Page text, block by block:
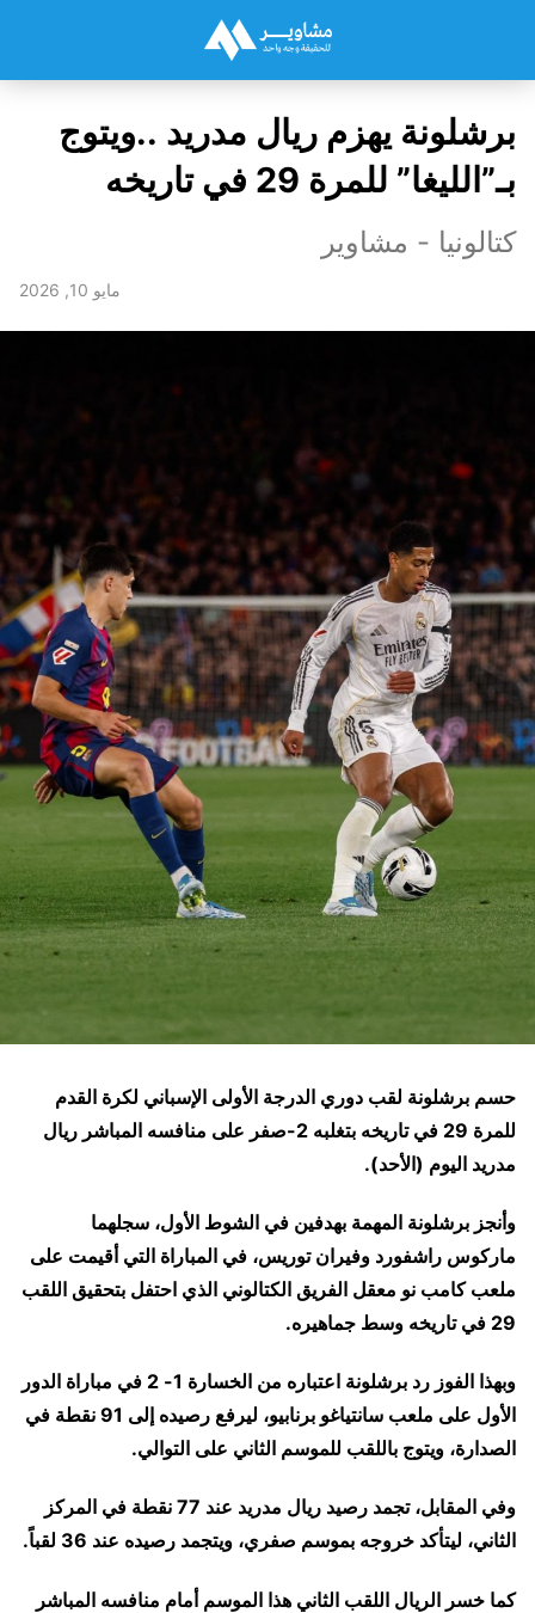
برشلونة يهزم ريال مدريد ..ويتوج
بـ”الليغا” للمرة 29 في تاريخه
كتالونيا - مشاوير
مايو 10, 2026
حسم برشلونة ⁠لقب دوري الدرجة الأولى الإسباني لكرة القدم
للمرة 29 ‌في تاريخه بتغلبه 2-صفر على منافسه ‌المباشر ‌ريال
مدريد اليوم (الأحد).
وأنجز برشلونة المهمة بهدفين في الشوط الأول، سجلهما
ماركوس راشفورد وفيران توريس، في المباراة التي أقيمت على
ملعب كامب نو معقل الفريق الكتالوني الذي احتفل بتحقيق اللقب
29 في تاريخه وسط جماهيره.
وبهذا الفوز رد برشلونة اعتباره من الخسارة 1- 2 في مباراة الدور
الأول على ملعب سانتياغو برنابيو، ليرفع رصيده إلى 91 نقطة في
الصدارة، ويتوج باللقب للموسم الثاني على التوالي.
وفي المقابل، تجمد رصيد ريال مدريد عند 77 نقطة في المركز
الثاني، ليتأكد خروجه بموسم صفري، ويتجمد رصيده عند 36 لقباً.
كما خسر الريال اللقب الثاني هذا الموسم أمام منافسه المباشر